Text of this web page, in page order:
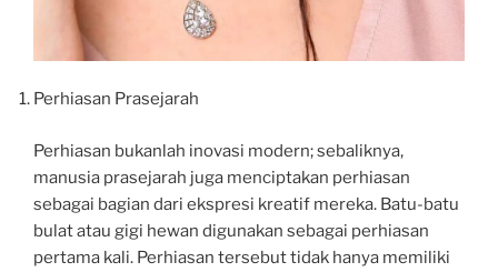
Perhiasan Prasejarah
Perhiasan bukanlah inovasi modern; sebaliknya,
manusia prasejarah juga menciptakan perhiasan
sebagai bagian dari ekspresi kreatif mereka. Batu-batu
bulat atau gigi hewan digunakan sebagai perhiasan
pertama kali. Perhiasan tersebut tidak hanya memiliki